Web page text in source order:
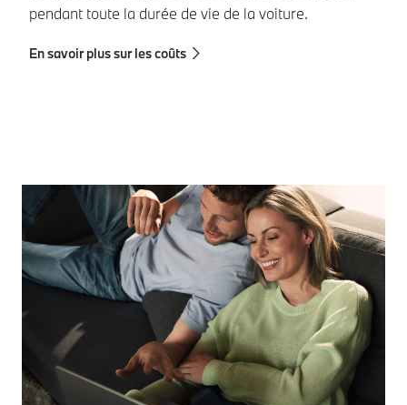
pendant toute la durée de vie de la voiture.
En savoir plus sur les coûts